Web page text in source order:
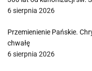
6 sierpnia 2026
Przemienienie Pańskie.
chwałę
6 sierpnia 2026